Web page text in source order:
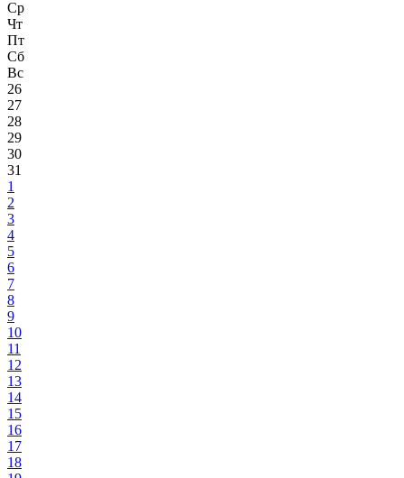
Ср
Чт
Пт
Сб
Вс
26
27
28
29
30
31
1
2
3
4
5
6
7
8
9
10
11
12
13
14
15
16
17
18